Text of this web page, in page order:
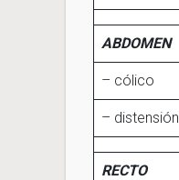
ABDOMEN
– cólico
– distensión
RECTO